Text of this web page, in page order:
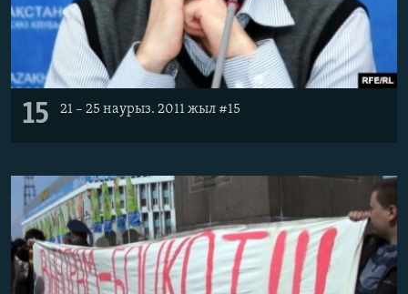
15 21 – 25 наурыз. 2011 жыл #15